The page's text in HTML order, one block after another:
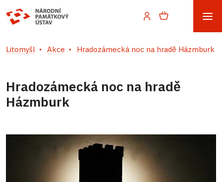
Litomyšl Akce Hradozámecká noc na hradě Házmburk
Hradozámecká noc na hradě
Házmburk